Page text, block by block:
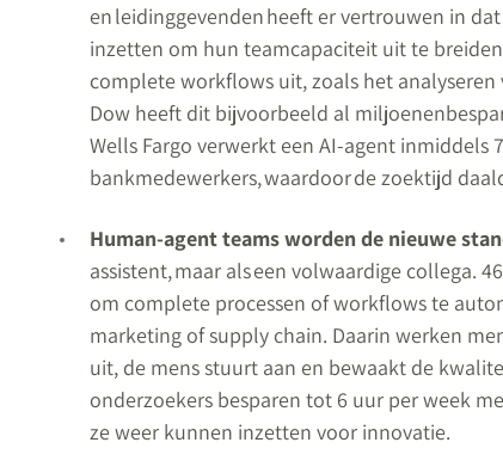
en leidinggevenden heeft er vertrouwen in
inzetten om hun teamcapaciteit uit te
complete workflows uit, zoals het
Dow heeft dit bijvoorbeeld al
Wells Fargo verwerkt een AI-agent inmiddels
bankmedewerkers, waardoor de zoektijd
Human-agent teams worden de nieuwe
assistent, maar als een volwaardige collega.
om complete processen of workflows te
marketing of supply chain. Daarin werken
uit, de mens stuurt aan en bewaakt de
onderzoekers besparen tot 6 uur per week
ze weer kunnen inzetten voor innovatie.